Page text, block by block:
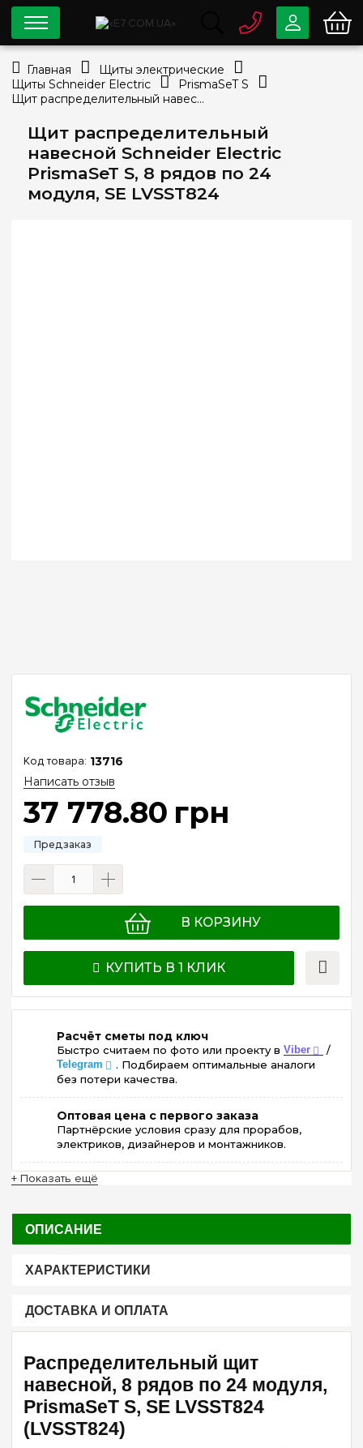
Щит распределительный
навесной Schneider Electric
PrismaSeT S, 8 рядов по 24
модуля, SE LVSST824
13716
Написать отзыв
37 778.80 грн
В КОРЗИНУ
КУПИТЬ В 1 КЛИК
Расчёт сметы под ключ
Быстро считаем по фото или проекту в Viber /
Telegram
. Подбираем оптимальные аналоги
без потери качества.
Оптовая цена с первого заказа
Партнёрские условия сразу для прорабов,
электриков, дизайнеров и монтажников.
+ Показать ещё
ОПИСАНИЕ
ХАРАКТЕРИСТИКИ
ДОСТАВКА И ОПЛАТА
Распределительный щит
навесной, 8 рядов по 24 модуля,
PrismaSeT S, SE LVSST824
(LVSST824)
0 800 33-63-07
Бесплатно
info@e7.com.ua
Viber Telegram
Главная
Щиты электрические
Щиты Schneider Electric
PrismaSeT S
Щит распределительный навесной Schneider Electric PrismaSeT S, 8 рядов по 24 модуля, SE LVSST824